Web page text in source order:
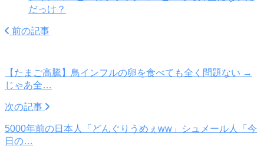
だっけ？
前の記事
【たまご高騰】鳥インフルの卵を食べても全く問題ない →
じゃあ全…
次の記事
5000年前の日本人「どんぐりうめぇww」シュメール人「今
日の…